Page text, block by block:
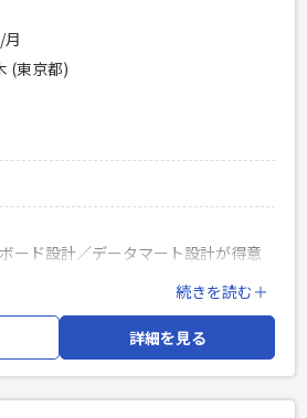
〜14:00、15:00〜16:00 ・木曜日
金曜日13:00~14:30
戦術の検討と立案ができる方 ・チー
トリーダーの経験 ・Web広告の運
験 ・KPI設計、管理経験 ・Webサイ
法まで立案できる方 ・ロジカルに物
話ができる方 ・CMSの操作経験
ージ作成） ・データ分析とレポート
AIの活用経験
ービスの開発経験4年以上
経験1年以上
ームでの開発経験
月
(東京都)
ード設計／データマート設計が得意
ッシュボート化 すでに、OBU/RDBU
ダッシュボートがあるので、それを
開する 2. 分析レポートを作成するた
続きを読む＋
詳細を見る